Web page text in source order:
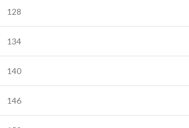
128
134
140
146